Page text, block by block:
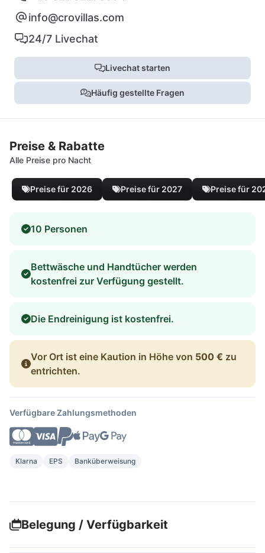
info@crovillas.com
24/7 Livechat
Livechat starten
Häufig gestellte Fragen
Preise & Rabatte
Alle Preise pro Nacht
Preise für 2026 Preise für 2027 Preise für
10 Personen
Bettwäsche und Handtücher werden
kostenfrei zur Verfügung gestellt.
Die Endreinigung ist kostenfrei.
Vor Ort ist eine Kaution in Höhe von 500 € zu
entrichten.
Verfügbare Zahlungsmethoden
Klarna EPS Banküberweisung
Belegung / Verfügbarkeit